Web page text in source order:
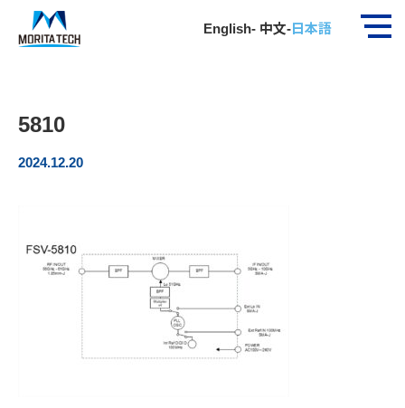
English- 中文-日本語
ホーム 5810
5810
2024.12.20